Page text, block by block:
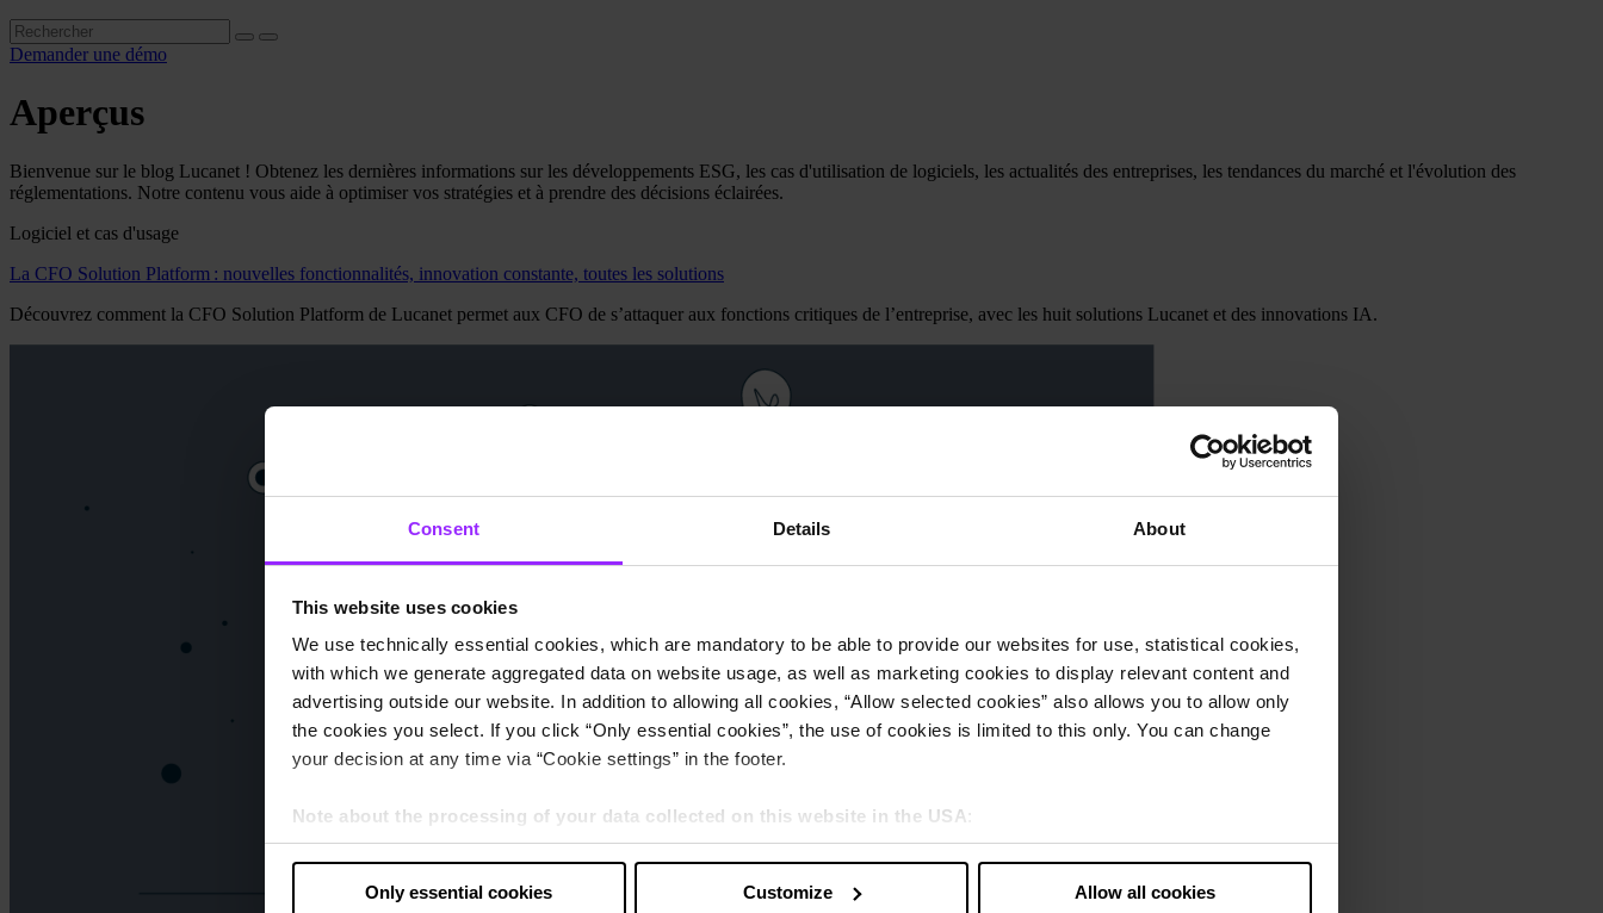
Consent Details About
This website uses cookies
We use technically essential cookies, which are mandatory to be able to provide our websites for use, statistical cookies,
with which we generate aggregated data on website usage, as well as marketing cookies to display relevant content and
advertising outside our website. In addition to allowing all cookies, “Allow selected cookies” also allows you to allow only
the cookies you select. If you click “Only essential cookies”, the use of cookies is limited to this only. You can change
your decision at any time via “Cookie settings” in the footer.
Note about the processing of your data collected on this website in the USA :
By clicking “Allow all cookies” you also agree that your data will be processed in the USA. The European Court of Justice
judges the USA to be a country with a level of data protection that is inadequate by EU standards. There is a particular risk
that your data may be processed by US authorities.
Only essential cookies Customize Allow all cookies
Demander une démo
Aperçus
Bienvenue sur le blog Lucanet ! Obtenez les dernières informations sur les développements ESG, les cas d'utilisation de logiciels, les actualités des entreprises, les tendances du marché et l'évolution des
réglementations. Notre contenu vous aide à optimiser vos stratégies et à prendre des décisions éclairées.
Logiciel et cas d'usage
La CFO Solution Platform : nouvelles fonctionnalités, innovation constante, toutes les solutions
Découvrez comment la CFO Solution Platform de Lucanet permet aux CFO de s’attaquer aux fonctions critiques de l’entreprise, avec les huit solutions Lucanet et des innovations IA.